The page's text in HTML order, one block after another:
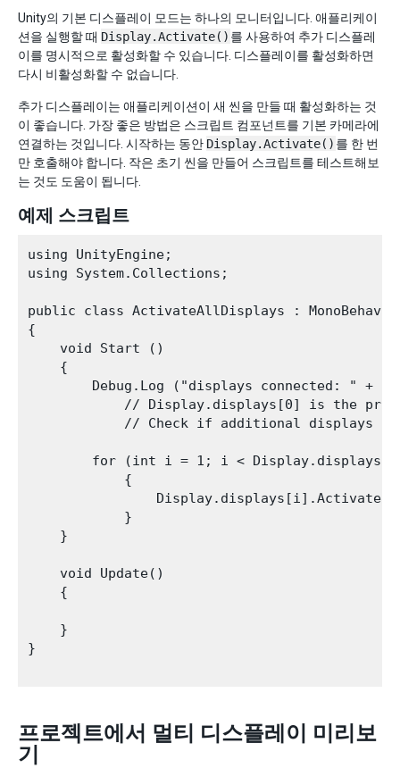
Unity의 기본 디스플레이 모드는 하나의 모니터입니다. 애플리케이
션을 실행할 때 Display.Activate() 를 사용하여 추가 디스플레
이를 명시적으로 활성화할 수 있습니다. 디스플레이를 활성화하면
다시 비활성화할 수 없습니다.
추가 디스플레이는 애플리케이션이 새 씬을 만들 때 활성화하는 것
이 좋습니다. 가장 좋은 방법은 스크립트 컴포넌트를 기본 카메라에
연결하는 것입니다. 시작하는 동안 Display.Activate() 를 한 번
만 호출해야 합니다. 작은 초기 씬을 만들어 스크립트를 테스트해보
는 것도 도움이 됩니다.
예제 스크립트
using UnityEngine;
using System.Collections;
public class ActivateAllDisplays :
{
    void Start ()
    {
Debug.Log ("displays connected: " +
// Display.displays[0] is the
// Check if additional displays
for (int i = 1; i <
            {
            }
    }
    void Update()
    {
    }
}
프로젝트에서 멀티 디스플레이 미리보
기